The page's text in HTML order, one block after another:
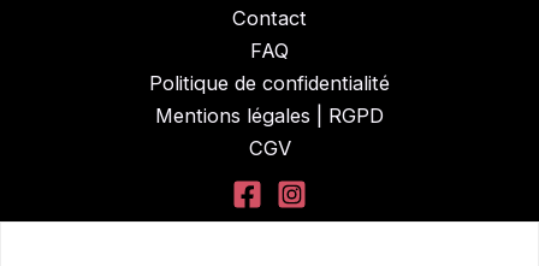
Contact
FAQ
Politique de confidentialité
Mentions légales | RGPD
CGV